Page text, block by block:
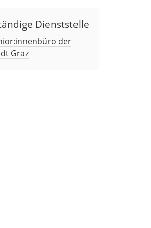
Dienststelle
der
Graz